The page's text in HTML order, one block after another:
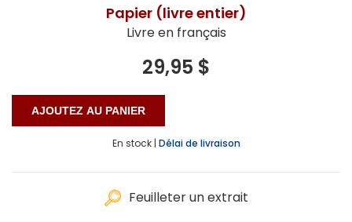
Papier (livre entier)
Livre en français
29,95 $
En stock | Délai de livraison
Feuilleter un extrait